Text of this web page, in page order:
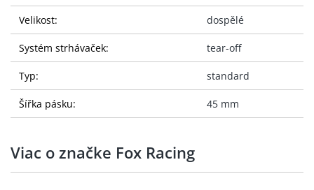
Velikost: dospělé
Systém strhávaček: tear-off
Typ: standard
Šířka pásku: 45 mm
Viac o značke Fox Racing